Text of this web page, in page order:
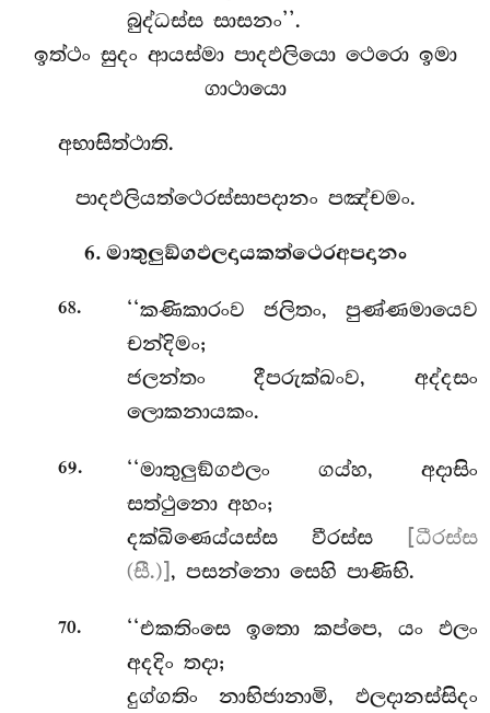
බුද්ධස්ස සාසනං’’.
ඉත්ථං සුදං ආයස්මා පාදඵලියො ථෙරො ඉමා
ගාථායො
අභාසිත්ථාති.
පාදඵලියත්ථෙරස්සාපදානං පඤ්චමං.
6. මාතුලුඞ්ගඵලදායකත්ථෙරඅපදානං
68. ‘‘කණිකාරංව ජලිතං, පුණ්ණමායෙව
චන්දිමං;
ජලන්තං දීපරුක්ඛංව, අද්දසං
ලොකනායකං.
69. ‘‘මාතුලුඞ්ගඵලං ගය්හ, අදාසිං
සත්ථුනො අහං;
දක්ඛිණෙය්යස්ස වීරස්ස
[ධීරස්ස
(සී.)], පසන්නො සෙහි පාණිභි.
70.
‘‘එකතිංසෙ ඉතො කප්පෙ, යං ඵලං
අදදිං තදා;
දුග්ගතිං නාභිජානාමි, ඵලදානස්සිදං